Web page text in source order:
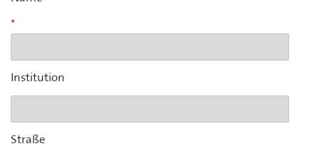
Institution
Straße